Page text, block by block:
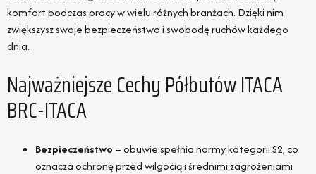
komfort podczas pracy w wielu różnych branżach. Dzięki nim
zwiększysz swoje bezpieczeństwo i swobodę ruchów każdego
dnia.
Najważniejsze Cechy Półbutów ITACA
BRC-ITACA
Bezpieczeństwo – obuwie spełnia normy kategorii S2, co
oznacza ochronę przed wilgocią i średnimi zagrożeniami